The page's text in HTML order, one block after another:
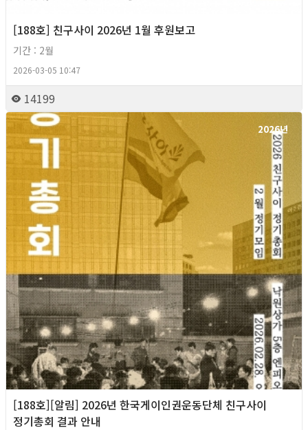
[188호] 친구사이 2026년 1월 후원보고
기간 : 2월
2026-03-05 10:47
14199
2026년
[188호][알림] 2026년 한국게이인권운동단체 친구사이
정기총회 결과 안내